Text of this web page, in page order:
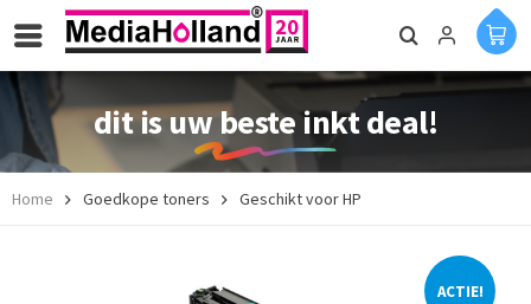
dit is uw beste inkt deal!
Home Goedkope toners Geschikt voor HP
ACTIE!